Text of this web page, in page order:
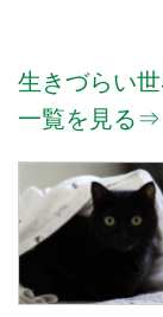
生きづらい
一覧を見る⇒